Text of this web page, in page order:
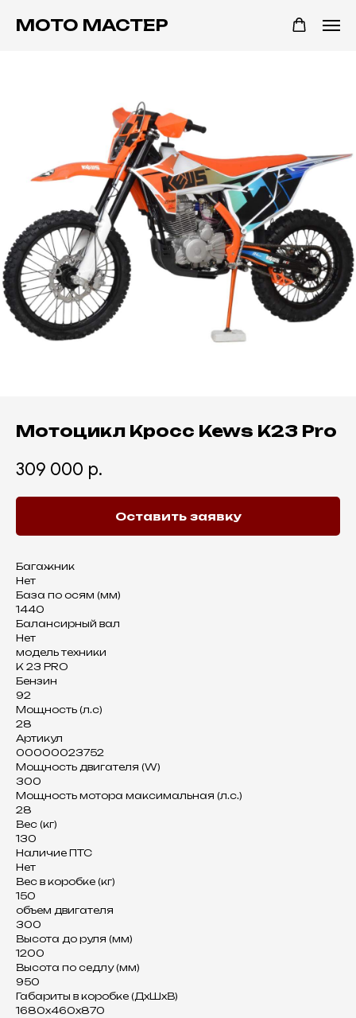
Мотоцикл Кросс Kews K23 Pro
309 000 р.
Оставить заявку
Багажник
Нет
База по осям (мм)
1440
Балансирный вал
Нет
модель техники
K 23 PRO
Бензин
92
Мощность (л.с)
28
Артикул
00000023752
Мощность двигателя (W)
300
Мощность мотора максимальная (л.с.)
28
Вес (кг)
130
Наличие ПТС
Нет
Вес в коробке (кг)
150
объем двигателя
300
Высота до руля (мм)
1200
Высота по седлу (мм)
950
Габариты в коробке (ДхШхВ)
1680х460х870
МОТО МАСТЕР